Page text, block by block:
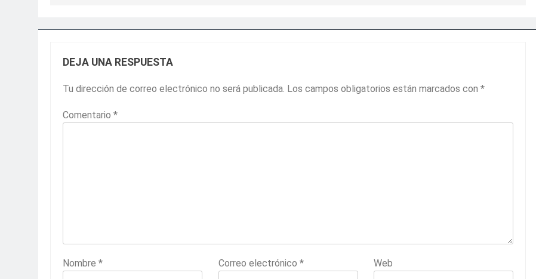
DEJA UNA RESPUESTA
Tu dirección de correo electrónico no será publicada. Los campos obligatorios están marcados con *
Comentario *
Nombre * Correo electrónico * Web